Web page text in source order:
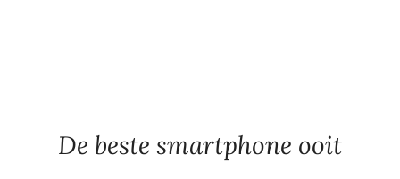
De beste smartphone ooit